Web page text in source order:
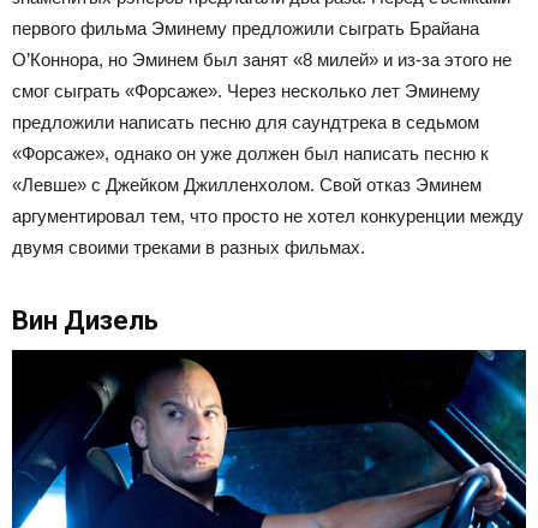
первого фильма Эминему предложили сыграть Брайана
О’Коннора, но Эминем был занят «8 милей» и из-за этого не
смог сыграть «Форсаже». Через несколько лет Эминему
предложили написать песню для саундтрека в седьмом
«Форсаже», однако он уже должен был написать песню к
«Левше» с Джейком Джилленхолом. Свой отказ Эминем
аргументировал тем, что просто не хотел конкуренции между
двумя своими треками в разных фильмах.
Вин Дизель